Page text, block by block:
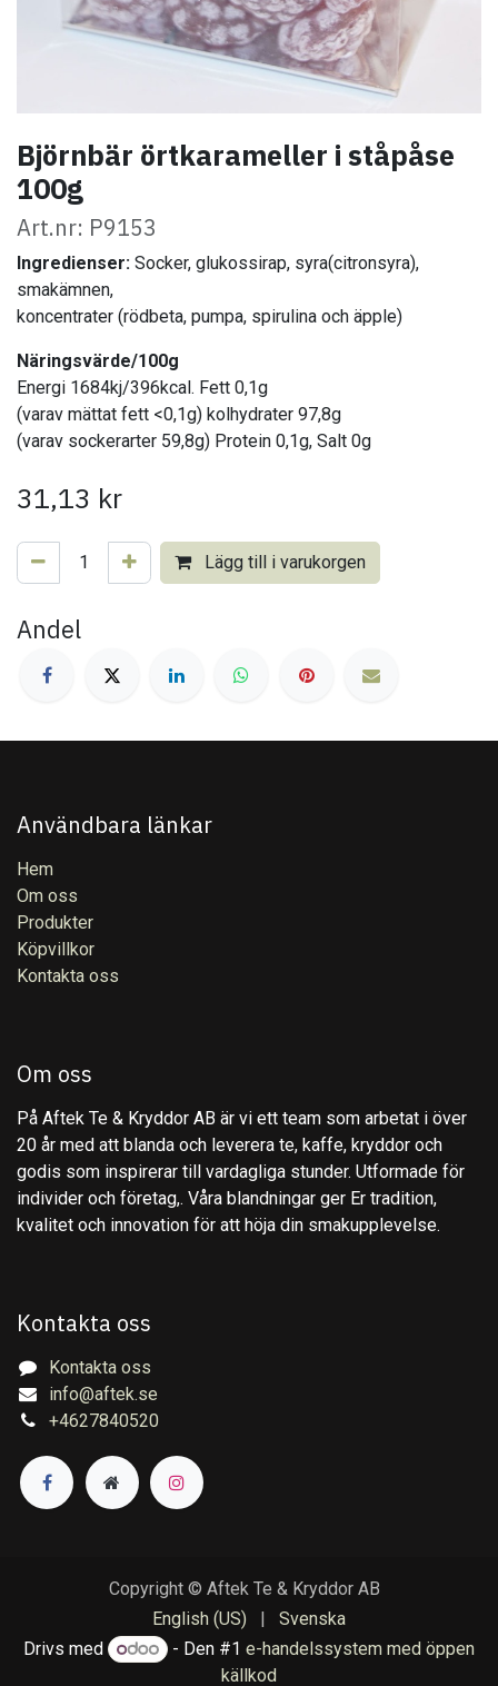
Björnbär örtkarameller i ståpåse
100g
Art.nr: P9153
Ingredienser: Socker, glukossirap, syra(citronsyra),
smakämnen,
koncentrater (rödbeta, pumpa, spirulina och äpple)
Näringsvärde/100g
Energi 1684kj/396kcal. Fett 0,1g
(varav mättat fett <0,1g) kolhydrater 97,8g
(varav sockerarter 59,8g) Protein 0,1g, Salt 0g
31,13 kr
Lägg till i varukorgen
Andel
Användbara länkar
Hem
Om oss
Produkter
Köpvillkor
Kontakta oss
Om oss
På Aftek Te & Kryddor AB är vi ett team som arbetat i över
20 år med att blanda och leverera te, kaffe, kryddor och
godis som inspirerar till vardagliga stunder. Utformade för
individer och företag,. Våra blandningar ger Er tradition,
kvalitet och innovation för att höja din smakupplevelse.
Kontakta oss
Kontakta oss
info@aftek.se
+4627840520
Copyright © Aftek Te & Kryddor AB
English (US)
|
Svenska
Drivs med
- Den #1e-handelssystem med öppen
källkod